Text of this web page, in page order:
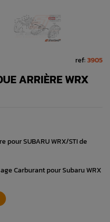
ref:3905
ARRIÈRE WRX
SUBARU WRX/STI de
Carburant pour Subaru WRX